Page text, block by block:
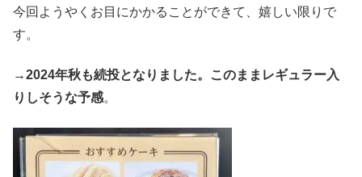
今回ようやくお目にかかることができて、嬉しい限りで
す。
→2024年秋も続投となりました。このままレギュラー入
りしそうな予感。